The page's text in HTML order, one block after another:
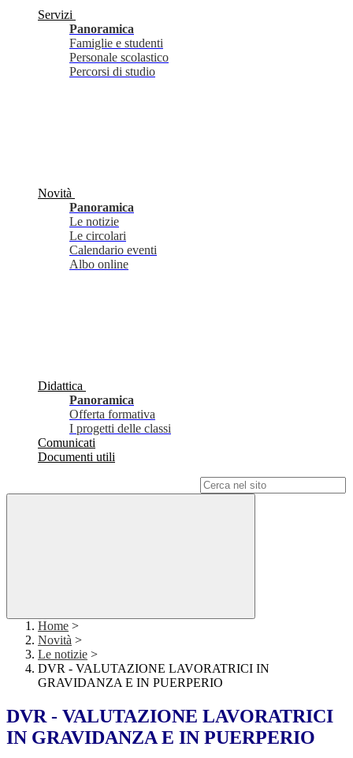
Servizi
Panoramica
Famiglie e studenti
Personale scolastico
Percorsi di studio
Novità
Panoramica
Le notizie
Le circolari
Calendario eventi
Albo online
Didattica
Panoramica
Offerta formativa
I progetti delle classi
Comunicati
Documenti utili
Home >
Novità >
Le notizie >
DVR - VALUTAZIONE LAVORATRICI IN
GRAVIDANZA E IN PUERPERIO
DVR - VALUTAZIONE LAVORATRICI
IN GRAVIDANZA E IN PUERPERIO